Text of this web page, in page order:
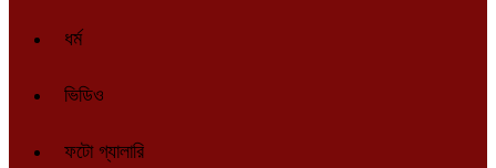
ধর্ম
ভিডিও
ফটো গ্যালারি